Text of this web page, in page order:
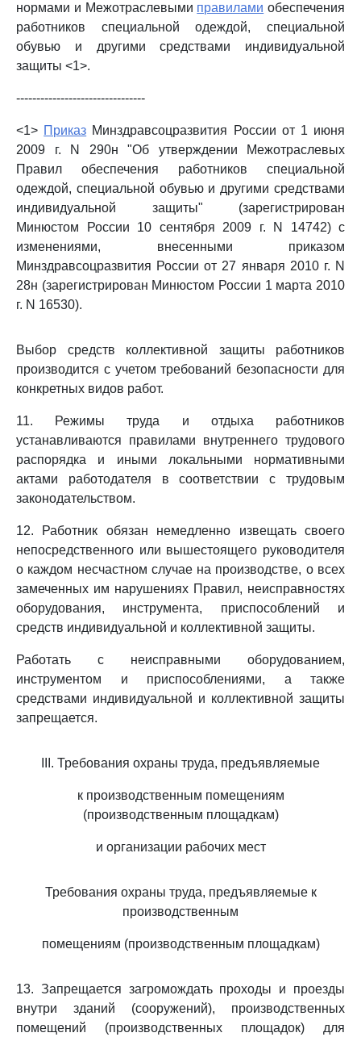
нормами и Межотраслевыми правилами обеспечения
работников специальной одеждой, специальной
обувью и другими средствами индивидуальной
защиты <1>.
--------------------------------
<1> Приказ Минздравсоцразвития России от 1 июня
2009 г. N 290н "Об утверждении Межотраслевых
Правил обеспечения работников специальной
одеждой, специальной обувью и другими средствами
индивидуальной защиты" (зарегистрирован
Минюстом России 10 сентября 2009 г. N 14742) с
изменениями, внесенными приказом
Минздравсоцразвития России от 27 января 2010 г. N
28н (зарегистрирован Минюстом России 1 марта 2010
г. N 16530).
Выбор средств коллективной защиты работников
производится с учетом требований безопасности для
конкретных видов работ.
11. Режимы труда и отдыха работников
устанавливаются правилами внутреннего трудового
распорядка и иными локальными нормативными
актами работодателя в соответствии с трудовым
законодательством.
12. Работник обязан немедленно извещать своего
непосредственного или вышестоящего руководителя
о каждом несчастном случае на производстве, о всех
замеченных им нарушениях Правил, неисправностях
оборудования, инструмента, приспособлений и
средств индивидуальной и коллективной защиты.
Работать с неисправными оборудованием,
инструментом и приспособлениями, а также
средствами индивидуальной и коллективной защиты
запрещается.
III. Требования охраны труда, предъявляемые
к производственным помещениям
(производственным площадкам)
и организации рабочих мест
Требования охраны труда, предъявляемые к
производственным
помещениям (производственным площадкам)
13. Запрещается загромождать проходы и проезды
внутри зданий (сооружений), производственных
помещений (производственных площадок) для